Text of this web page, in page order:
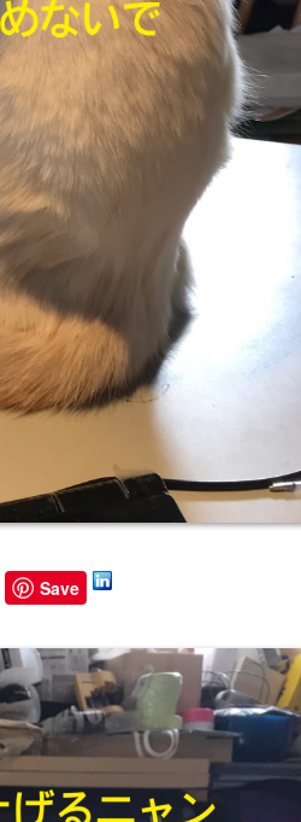
Save